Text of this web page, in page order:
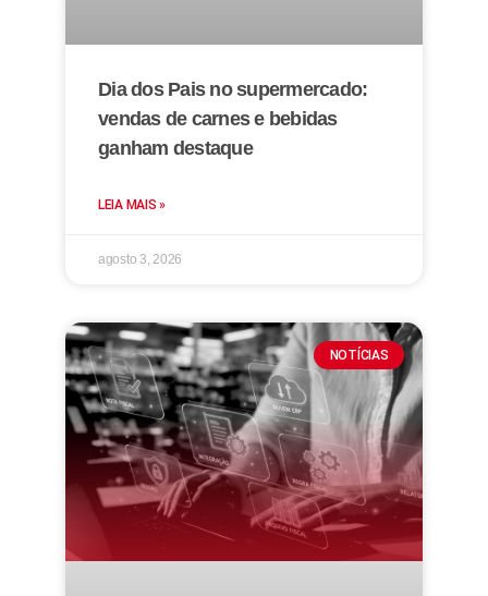
Dia dos Pais no supermercado:
vendas de carnes e bebidas
ganham destaque
LEIA MAIS »
agosto 3, 2026
NOTÍCIAS